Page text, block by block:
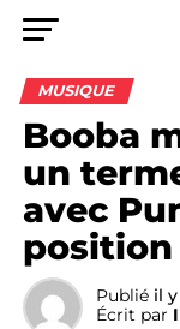
MUSIQUE
Booba
un
avec
position
Publié il
Écrit par